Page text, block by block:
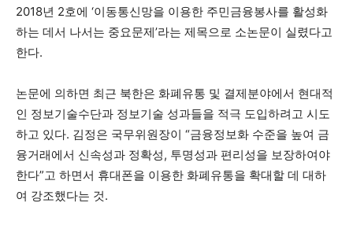
2018년 2호에 ‘이동통신망을 이용한 주민금융봉사를 활성화
하는 데서 나서는 중요문제’라는 제목으로 소논문이 실렸다고
한다.
논문에 의하면 최근 북한은 화폐유통 및 결제분야에서 현대적
인 정보기술수단과 정보기술 성과들을 적극 도입하려고 시도
하고 있다. 김정은 국무위원장이 “금융정보화 수준을 높여 금
융거래에서 신속성과 정확성, 투명성과 편리성을 보장하여야
한다”고 하면서 휴대폰을 이용한 화폐유통을 확대할 데 대하
여 강조했다는 것.